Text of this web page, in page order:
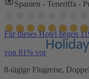
Spanien - Teneriffa -
Für dieses Hotel liegen
von 81% vor
8-tägige Flugreise,